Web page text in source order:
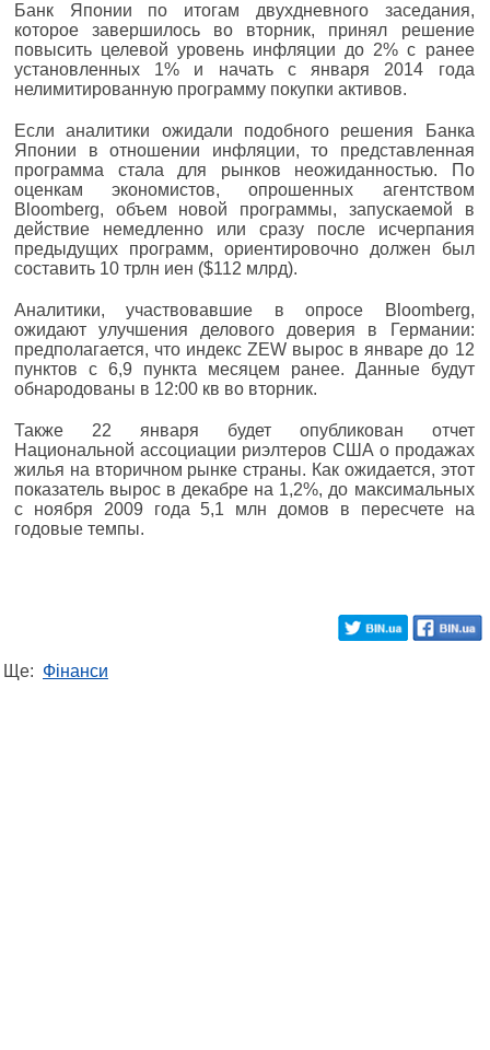
Банк Японии по итогам двухдневного заседания,
которое завершилось во вторник, принял решение
повысить целевой уровень инфляции до 2% с ранее
установленных 1% и начать с января 2014 года
нелимитированную программу покупки активов.
Если аналитики ожидали подобного решения Банка
Японии в отношении инфляции, то представленная
программа стала для рынков неожиданностью. По
оценкам экономистов, опрошенных агентством
Bloomberg, объем новой программы, запускаемой в
действие немедленно или сразу после исчерпания
предыдущих программ, ориентировочно должен был
составить 10 трлн иен ($112 млрд).
Аналитики, участвовавшие в опросе Bloomberg,
ожидают улучшения делового доверия в Германии:
предполагается, что индекс ZEW вырос в январе до 12
пунктов с 6,9 пункта месяцем ранее. Данные будут
обнародованы в 12:00 кв во вторник.
Также 22 января будет опубликован отчет
Национальной ассоциации риэлтеров США о продажах
жилья на вторичном рынке страны. Как ожидается, этот
показатель вырос в декабре на 1,2%, до максимальных
с ноября 2009 года 5,1 млн домов в пересчете на
годовые темпы.
Ще: Фінанси